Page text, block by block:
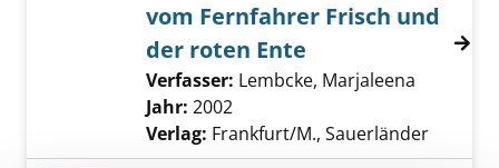
vom Fernfahrer Frisch und
der roten Ente
Verfasser: Lembcke, Marjaleena
Jahr: 2002
Verlag: Frankfurt/M., Sauerländer